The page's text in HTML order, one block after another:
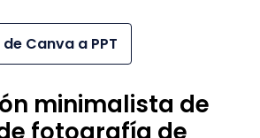
Canva a PPT
minimalista de